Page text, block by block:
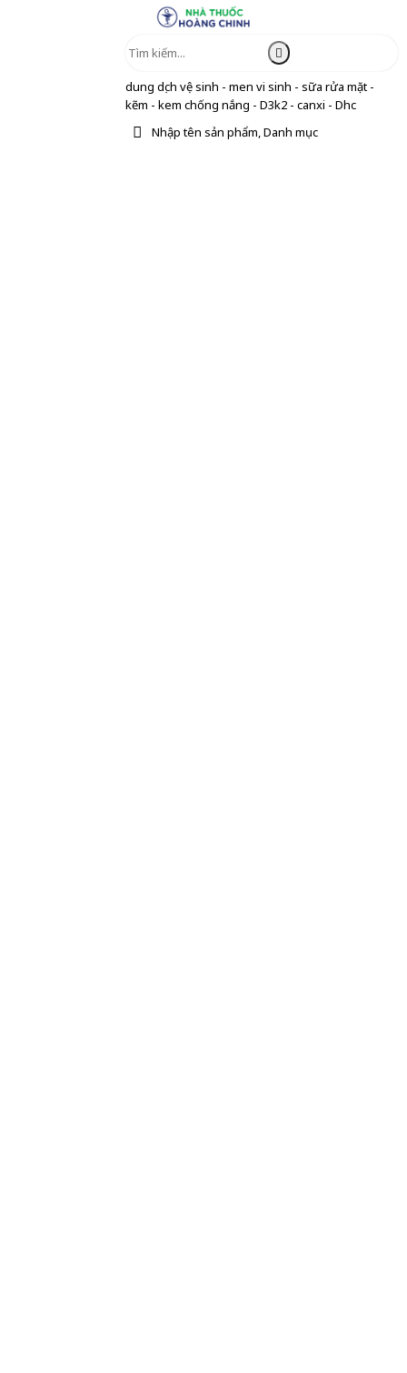
dung dịch vệ sinh - men vi sinh - sữa rửa mặt -
kẽm - kem chống nắng - D3k2 - canxi - Dhc
Nhập tên sản phẩm, Danh mục